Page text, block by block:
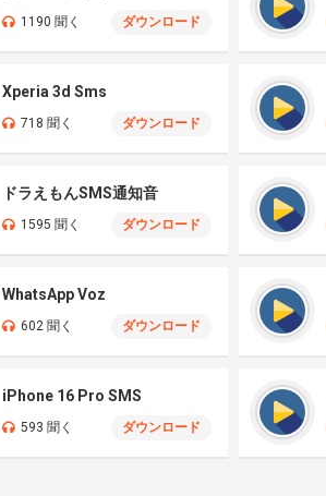
1190 聞く ダウンロード
Xperia 3d Sms
718 聞く ダウンロード
ドラえもんSMS通知音
1595 聞く ダウンロード
WhatsApp Voz
602 聞く ダウンロード
iPhone 16 Pro SMS
593 聞く ダウンロード